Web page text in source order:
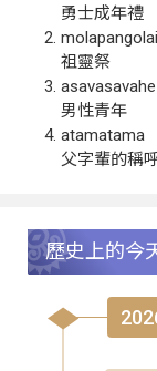
勇士成年禮
molapangolai
祖靈祭
asavasavahe
男性青年
atamatama
父字輩的稱
歷史上的今